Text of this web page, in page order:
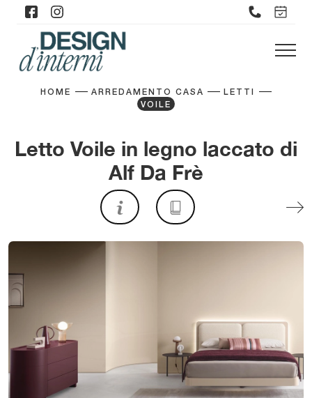
HOME ARREDAMENTO CASA
LETTI
VOILE
Letto Voile in legno laccato di
Alf Da Frè